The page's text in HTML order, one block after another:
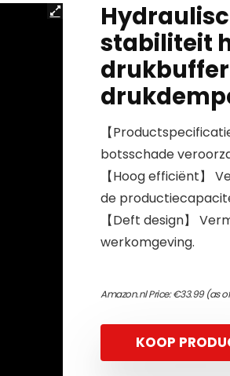
stabiliteit
【
botsschade
【Hoog efficiënt】
de
【Deft design】
werkomgeving.
Amazon.nl Price:€33.99(as of
KOOP